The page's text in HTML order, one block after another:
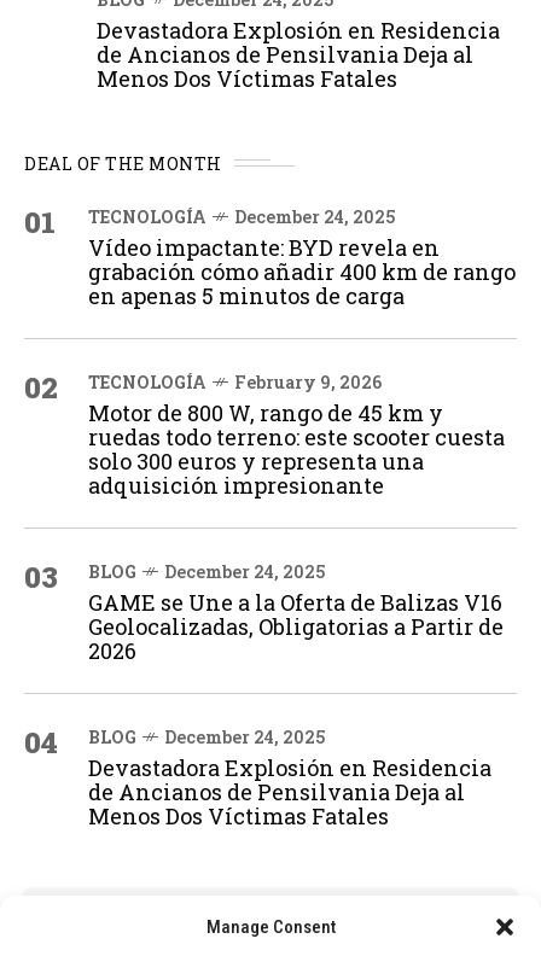
Manage Consent
Devastadora Explosión en Residencia
de Ancianos de Pensilvania Deja al
Menos Dos Víctimas Fatales
DEAL OF THE MONTH
01 TECNOLOGÍA December 24, 2025
Vídeo impactante: BYD revela en
grabación cómo añadir 400 km de rango
en apenas 5 minutos de carga
02 TECNOLOGÍA February 9, 2026
Motor de 800 W, rango de 45 km y
ruedas todo terreno: este scooter cuesta
solo 300 euros y representa una
adquisición impresionante
03 BLOG December 24, 2025
GAME se Une a la Oferta de Balizas V16
Geolocalizadas, Obligatorias a Partir de
2026
04 BLOG December 24, 2025
Devastadora Explosión en Residencia
de Ancianos de Pensilvania Deja al
Menos Dos Víctimas Fatales